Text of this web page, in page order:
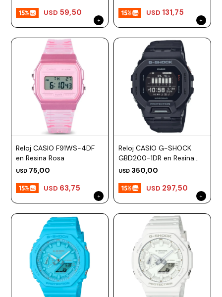
USD 59,50 USD 131,75
Reloj CASIO F91WS-4DF
en Resina Rosa
USD 75,00
USD 63,75
Reloj CASIO G-SHOCK
GBD200-1DR en Resina
Negro Esfera 46mm
USD 350,00
USD 297,50